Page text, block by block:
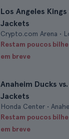
Los Angeles
Jackets
Crypto.com Arena •
Restam poucos
em breve
Anaheim Ducks
Jackets
Honda Center •
Restam poucos
em breve